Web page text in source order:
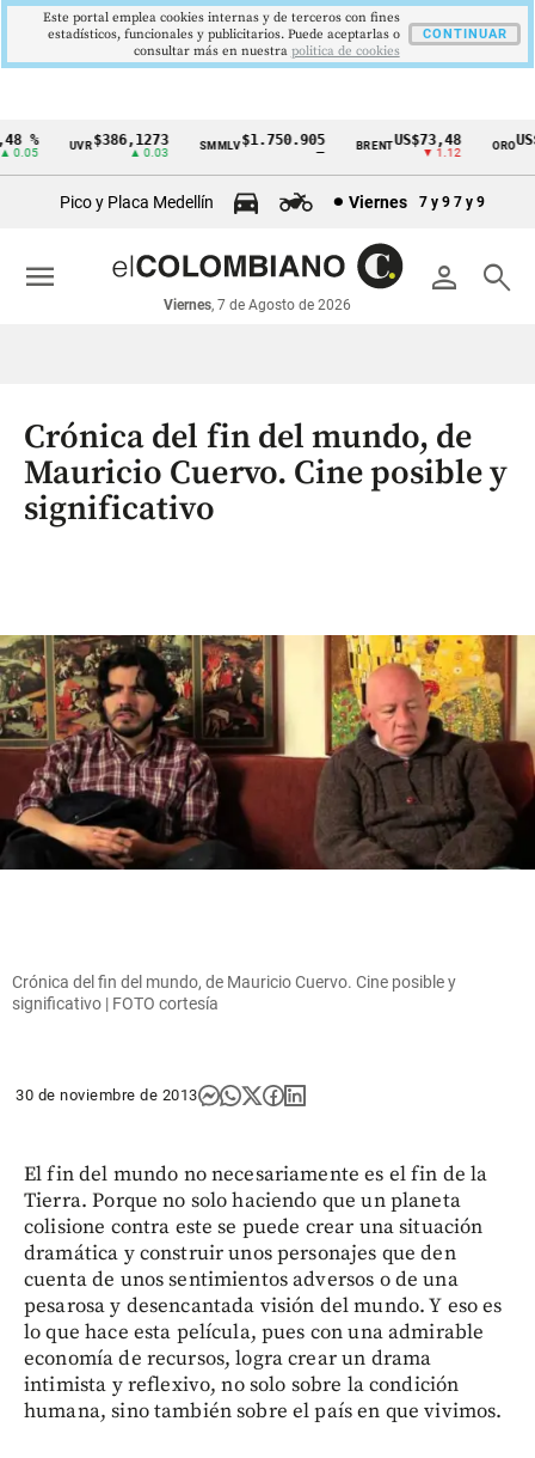
Cintillo
económicos
Colombia
% UVR$386,1273
▲ 0.03
SMMLV$1.750.905 BRENTUS$73,48
▼ 1.12
ORO
Pico y Placa Medellín Viernes 7 y 9 7 y 9
person search
Viernes, 7 de Agosto de 2026
menu
Crónica del fin del mundo, de
Mauricio Cuervo. Cine posible y
significativo
Crónica del fin del mundo, de Mauricio Cuervo. Cine posible y
significativo | FOTO cortesía
30 de noviembre de 2013
El fin del mundo no necesariamente es el fin de la
Tierra. Porque no solo haciendo que un planeta
colisione contra este se puede crear una situación
dramática y construir unos personajes que den
cuenta de unos sentimientos adversos o de una
pesarosa y desencantada visión del mundo. Y eso es
lo que hace esta película, pues con una admirable
economía de recursos, logra crear un drama
intimista y reflexivo, no solo sobre la condición
humana, sino también sobre el país en que vivimos.
Este portal emplea cookies internas y de terceros con fines
estadísticos, funcionales y publicitarios. Puede aceptarlas o
consultar más en nuestra politica de cookies
CONTINUAR